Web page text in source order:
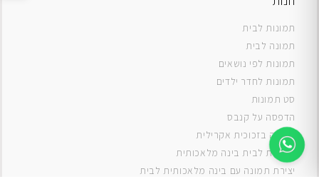
תמונות לבית
תמונה לבית
תמונות לפי נושאים
תמונות לחדר ילדים
סט תמונות
הדפסה על קנבס
תמונה בזכוכית אקרילית
תמונות לבית בינה מלאכותית
יצירת תמונה עם בינה מלאכותית לבית